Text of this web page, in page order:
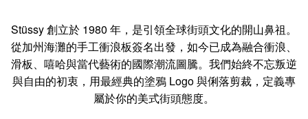
Stüssy 創立於 1980 年，是引領全球街頭文化的開山鼻祖。
從加州海灘的手工衝浪板簽名出發，如今已成為融合衝浪、
滑板、嘻哈與當代藝術的國際潮流圖騰。我們始終不忘叛逆
與自由的初衷，用最經典的塗鴉 Logo 與俐落剪裁，定義專
屬於你的美式街頭態度。